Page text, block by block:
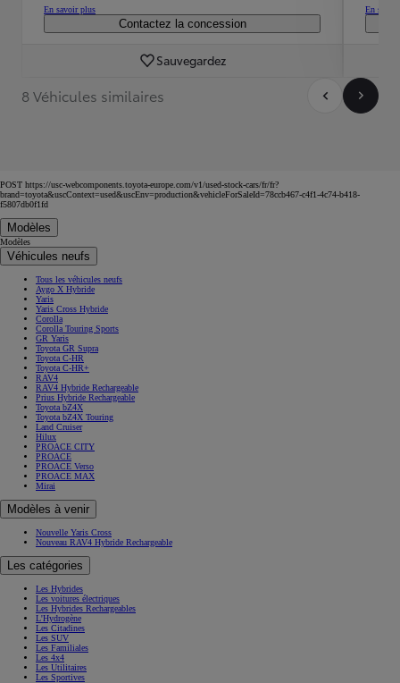
En savoir plus
Contactez la concession
Sauvegardez
En
8 Véhicules similaires
POST https://usc-webcomponents.toyota-europe.com/v1/used-stock-cars/fr/fr?
brand=toyota&uscContext=used&uscEnv=production&vehicleForSaleId=78ccb467-c4f1-4c74-b418-
f5807db0f1fd
Modèles
Modèles
Véhicules neufs
Tous les véhicules neufs
Aygo X Hybride
Yaris
Yaris Cross Hybride
Corolla
Corolla Touring Sports
GR Yaris
Toyota GR Supra
Toyota C-HR
Toyota C-HR+
RAV4
RAV4 Hybride Rechargeable
Prius Hybride Rechargeable
Toyota bZ4X
Toyota bZ4X Touring
Land Cruiser
Hilux
PROACE CITY
PROACE
PROACE Verso
PROACE MAX
Mirai
Modèles à venir
Nouvelle Yaris Cross
Nouveau RAV4 Hybride Rechargeable
Les catégories
Les Hybrides
Les voitures électriques
Les Hybrides Rechargeables
L'Hydrogène
Les Citadines
Les SUV
Les Familiales
Les 4x4
Les Utilitaires
Les Sportives